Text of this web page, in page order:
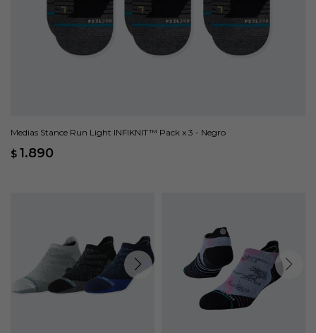
Medias Stance Run Light INFIKNIT™ Pack x 3 - Negro
$ 1.890